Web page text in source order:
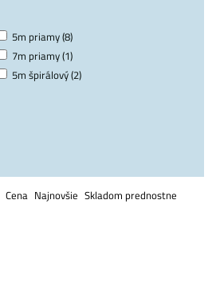
5m priamy (8)
7m priamy (1)
5m špirálový (2)
Cena Najnovšie Skladom prednostne